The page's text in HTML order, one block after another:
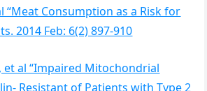
“Meat Consumption as a Risk for
2014 Feb: 6(2) 897-910
et al “Impaired Mitochondrial
Resistant of Patients with Type 2